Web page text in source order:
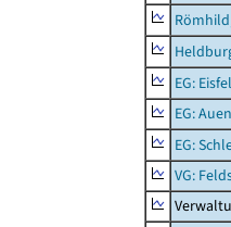
EG:
EG:
EG:
VG: